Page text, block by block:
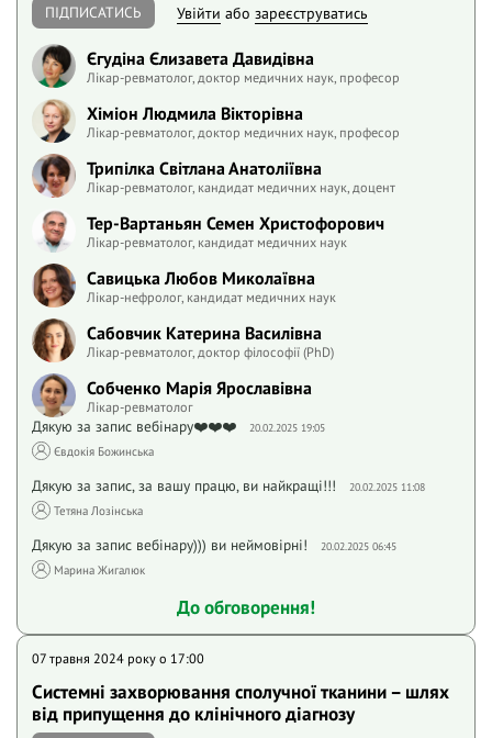
ПІДПИСАТИСЬ Увійти або зареєструватись
Єгудіна Єлизавета Давидівна
Лікар-ревматолог, доктор медичних наук, професор
Хіміон Людмила Вікторівна
Лікар-ревматолог, доктор медичних наук, професор
Трипілка Світлана Анатоліївна
Лікар-ревматолог, кандидат медичних наук, доцент
Тер-Вартаньян Семен Христофорович
Лікар-ревматолог, кандидат медичних наук
Савицька Любов Миколаївна
Лікар-нефролог, кандидат медичних наук
Сабовчик Катерина Василівна
Лікар-ревматолог, доктор філософії (PhD)
Собченко Марія Ярославівна
Лікар-ревматолог
Дякую за запис вебінару❤️❤️❤️ 20.02.2025 19:05
Євдокія Божинська
Дякую за запис, за вашу працю, ви найкращі!!! 20.02.2025 11:08
Тетяна Лозінська
Дякую за запис вебінару))) ви неймовірні! 20.02.2025 06:45
Марина Жигалюк
До обговорення!
07 травня 2024 року o 17:00
Системні захворювання сполучної тканини – шлях
від припущення до клінічного діагнозу